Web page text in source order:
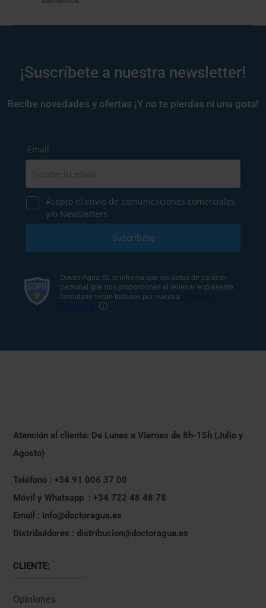
¡Suscríbete a nuestra newsletter!
Recibe novedades y ofertas ¡Y no te pierdas ni una gota!
Atención al cliente: De Lunes a Viernes de 8h-15h (Julio y
Agosto)
Teléfono : +34 91 006 37 00
Móvil y Whatsapp : +34 722 48 48 78
Email : info@doctoragua.es
Distribuidores : distribucion@doctoragua.es
CLIENTE:
Opiniones